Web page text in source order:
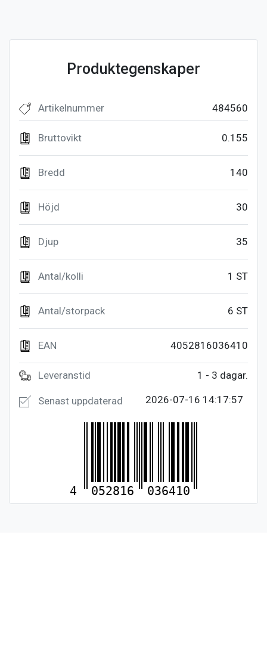
Produktegenskaper
484560
Artikelnummer
0.155
Bruttovikt
140
Bredd
30
Höjd
35
Djup
1 ST
Antal/kolli
6 ST
Antal/storpack
4052816036410
EAN
1 - 3 dagar.
Leveranstid
2026-07-16 14:17:57
Senast uppdaterad
4 052816 036410